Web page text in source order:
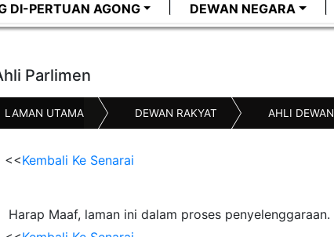
DI-PERTUAN AGONG DEWAN NEGARA
Parlimen
LAMAN UTAMA DEWAN RAKYAT AHLI DEWAN
<<Kembali Ke Senarai
Harap Maaf, laman ini dalam proses penyelenggaraan.